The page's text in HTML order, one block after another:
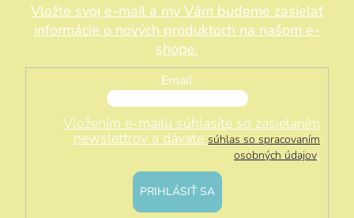
Vložte svoj e-mail a my Vám budeme zasielať
informácie o nových produktoch na našom e-
shope.
Email
Vložením e-mailu súhlasíte so zasielaním
newslettrov a dávate súhlas so spracovaním
osobných údajov.
PRIHLÁSIŤ SA